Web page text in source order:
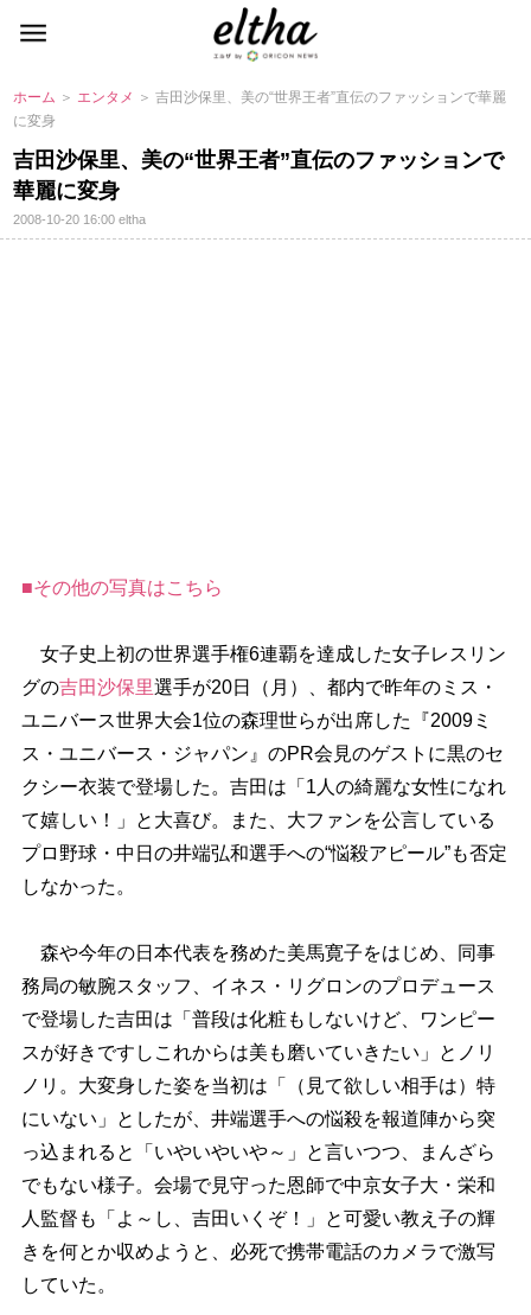
ホーム ＞ エンタメ ＞ 吉田沙保里、美の“世界王者”直伝のファッションで華麗
に変身
吉田沙保里、美の“世界王者”直伝のファッションで
華麗に変身
2008-10-20 16:00eltha
■その他の写真はこちら
女子史上初の世界選手権6連覇を達成した女子レスリン
グの吉田沙保里選手が20日（月）、都内で昨年のミス・
ユニバース世界大会1位の森理世らが出席した『2009ミ
ス・ユニバース・ジャパン』のPR会見のゲストに黒のセ
クシー衣装で登場した。吉田は「1人の綺麗な女性になれ
て嬉しい！」と大喜び。また、大ファンを公言している
プロ野球・中日の井端弘和選手への“悩殺アピール”も否定
しなかった。
森や今年の日本代表を務めた美馬寛子をはじめ、同事
務局の敏腕スタッフ、イネス・リグロンのプロデュース
で登場した吉田は「普段は化粧もしないけど、ワンピー
スが好きですしこれからは美も磨いていきたい」とノリ
ノリ。大変身した姿を当初は「（見て欲しい相手は）特
にいない」としたが、井端選手への悩殺を報道陣から突
っ込まれると「いやいやいや～」と言いつつ、まんざら
でもない様子。会場で見守った恩師で中京女子大・栄和
人監督も「よ～し、吉田いくぞ！」と可愛い教え子の輝
きを何とか収めようと、必死で携帯電話のカメラで激写
していた。